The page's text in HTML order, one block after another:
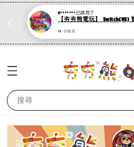
PS系列遊戲 滿500折50，加購
搜尋
K*******已購買了
18 分鐘前